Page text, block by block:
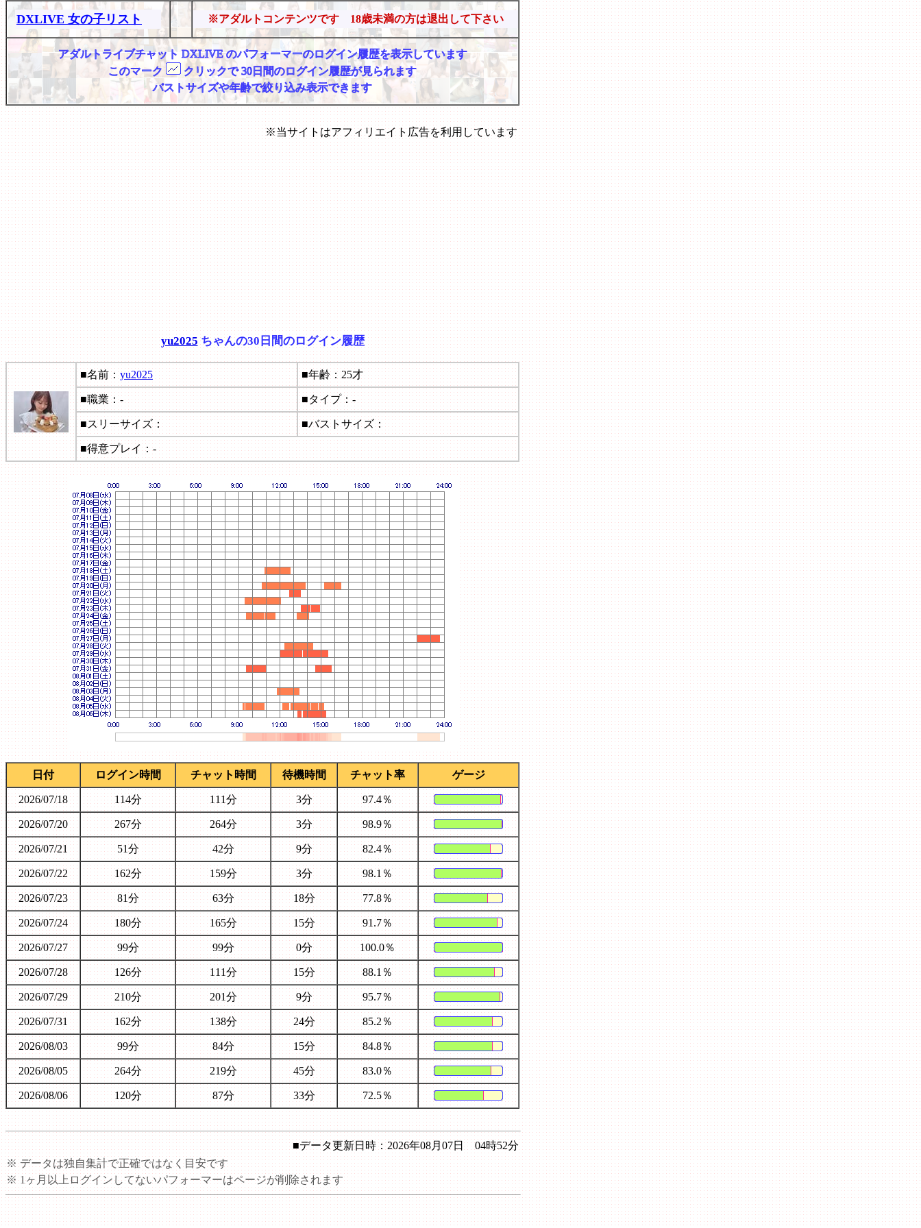
DXLIVE 女の子リスト ※アダルトコンテンツです 18歳未満の方は退出して下さい
アダルトライブチャット DXLIVE のパフォーマーのログイン履歴を表示しています
このマーク
クリックで 30日間のログイン履歴が見られます
バストサイズや年齢で絞り込み表示できます
※当サイトはアフィリエイト広告を利用しています
yu2025 ちゃんの30日間のログイン履歴
■名前：yu2025 ■年齢：25才
■職業：- ■タイプ：-
■スリーサイズ： ■バストサイズ：
■得意プレイ：-
日付 ログイン時間 チャット時間 待機時間 チャット率 ゲージ
2026/07/18 114分 111分 3分 97.4％
2026/07/20 267分 264分 3分 98.9％
2026/07/21 51分 42分 9分 82.4％
2026/07/22 162分 159分 3分 98.1％
2026/07/23 81分 63分 18分 77.8％
2026/07/24 180分 165分 15分 91.7％
2026/07/27 99分 99分 0分 100.0％
2026/07/28 126分 111分 15分 88.1％
2026/07/29 210分 201分 9分 95.7％
2026/07/31 162分 138分 24分 85.2％
2026/08/03 99分 84分 15分 84.8％
2026/08/05 264分 219分 45分 83.0％
2026/08/06 120分 87分 33分 72.5％
■データ更新日時：2026年08月07日 04時52分
※ データは独自集計で正確ではなく目安です
※ 1ヶ月以上ログインしてないパフォーマーはページが削除されます